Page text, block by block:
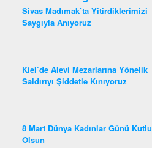
Sivas Madımak`ta Yitirdiklerimizi
Saygıyla Anıyoruz
Kiel`de Alevi Mezarlarına Yönelik
Saldırıyı Şiddetle Kınıyoruz
8 Mart Dünya Kadınlar Günü Kutlu
Olsun